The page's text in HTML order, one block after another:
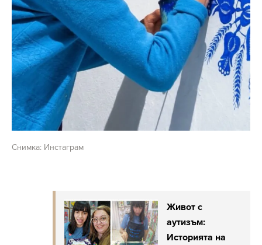
Снимка: Инстаграм
Живот с
аутизъм:
Историята на